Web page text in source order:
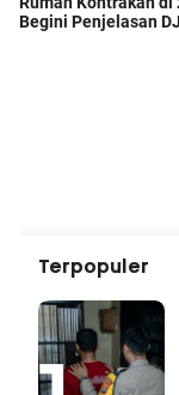
Terpopuler